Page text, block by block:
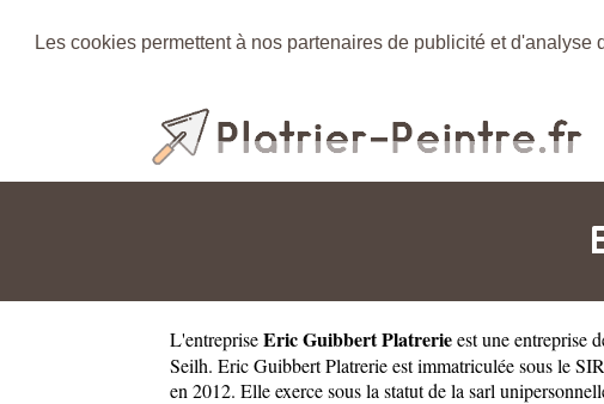
Les cookies permettent à nos partenaires de publicité et
L'entrepriseEric Guibbert Platrerieest uneentreprise
Seilh. Eric Guibbert Platrerie est immatriculée sous le
en 2012. Elle exerce sous la statut de la sarl